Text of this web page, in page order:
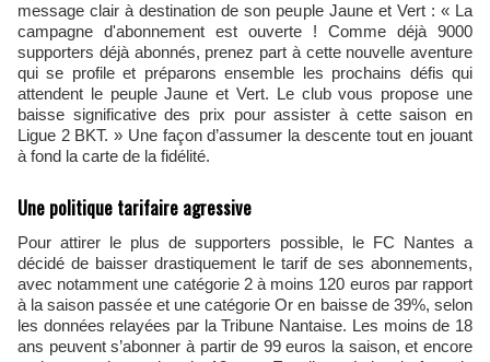
message clair à destination de son peuple Jaune et Vert : « La
campagne d'abonnement est ouverte ! Comme déjà 9000
supporters déjà abonnés, prenez part à cette nouvelle aventure
qui se profile et préparons ensemble les prochains défis qui
attendent le peuple Jaune et Vert. Le club vous propose une
baisse significative des prix pour assister à cette saison en
Ligue 2 BKT. » Une façon d’assumer la descente tout en jouant
à fond la carte de la fidélité.
Une politique tarifaire agressive
Pour attirer le plus de supporters possible, le FC Nantes a
décidé de baisser drastiquement le tarif de ses abonnements,
avec notamment une catégorie 2 à moins 120 euros par rapport
à la saison passée et une catégorie Or en baisse de 39%, selon
les données relayées par la Tribune Nantaise. Les moins de 18
ans peuvent s’abonner à partir de 99 euros la saison, et encore